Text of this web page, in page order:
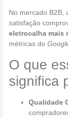
No mercado B2B,
satisfação
eletrocalha mais
métricas do
O que
significa
Qualidade